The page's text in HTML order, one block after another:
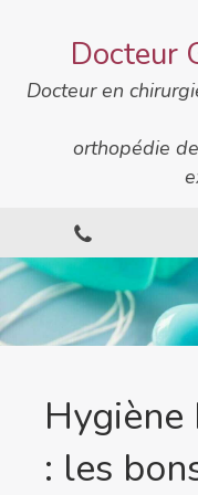
Docteur
Docteur en
orthopédie
: les